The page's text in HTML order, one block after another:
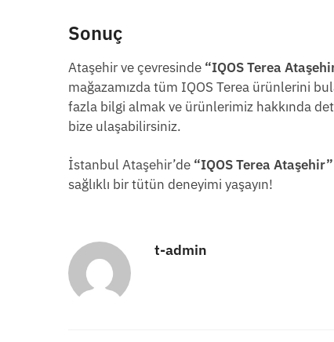
Sonuç
Ataşehir ve çevresinde “IQOS Terea
mağazamızda tüm IQOS Terea ürünlerini
fazla bilgi almak ve ürünlerimiz hakkında
bize ulaşabilirsiniz.
İstanbul Ataşehir’de “IQOS Terea Ataşehir”
sağlıklı bir tütün deneyimi yaşayın!
t-admin